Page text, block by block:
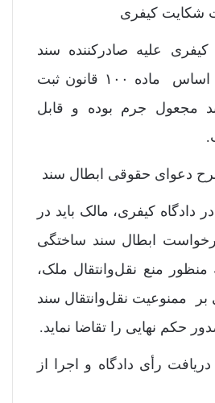
شکایت کیفری
علیه صادرکننده سند
جعلی ثبت کند. بر اساس ماده ۱۰۰ قانون ثبت
مجعول جرم بوده و قابل
دعوای حقوقی ابطال سند
دادگاه کیفری، مالک باید در
ابطال سند ساختگی
منع نقل‌وانتقال ملک،
بر ممنوعیت نقل‌وانتقال سند
حکم نهایی را تقاضا نماید.
رأی دادگاه و اجرا از